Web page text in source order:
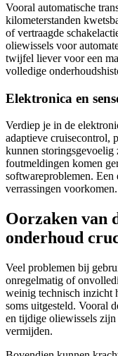
Vooral automatische
kilometerstanden
of vertraagde
oliewissels voor
twijfel liever voor een
volledige
Elektronica en
Verdiep je in de
adaptieve cruisecontrol,
kunnen storingsgevoelig
foutmeldingen komen
softwareproblemen. Een
verrassingen voorkomen.
Oorzaken van
onderhoud
Veel problemen bij
onregelmatig of
weinig technisch inzicht
soms uitgesteld. Vooral
en tijdige oliewissels zijn
vermijden.